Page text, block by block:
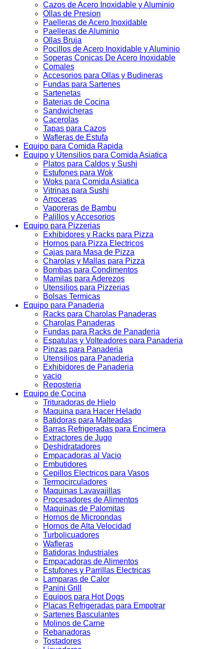
Cazos de Acero Inoxidable y Aluminio
Ollas de Presion
Paelleras de Acero Inoxidable
Paelleras de Aluminio
Ollas Bruja
Pocillos de Acero Inoxidable y Aluminio
Soperas Conicas De Acero Inoxidable
Comales
Accesorios para Ollas y Budineras
Fundas para Sartenes
Sartenetas
Baterias de Cocina
Sandwicheras
Cacerolas
Tapas para Cazos
Wafleras de Estufa
Equipo para Comida Rapida
Equipo y Utensilios para Comida Asiatica
Platos para Caldos y Sushi
Estufones para Wok
Woks para Comida Asiatica
Vitrinas para Sushi
Arroceras
Vaporeras de Bambu
Palillos y Accesorios
Equipo para Pizzerias
Exhibidores y Racks para Pizza
Hornos para Pizza Electricos
Cajas para Masa de Pizza
Charolas y Mallas para Pizza
Bombas para Condimentos
Mamilas para Aderezos
Utensilios para Pizzerias
Bolsas Termicas
Equipo para Panaderia
Racks para Charolas Panaderas
Charolas Panaderas
Fundas para Racks de Panaderia
Espatulas y Volteadores para Panaderia
Pinzas para Panaderia
Utensilios para Panaderia
Exhibidores de Panaderia
vacio
Reposteria
Equipo de Cocina
Trituradoras de Hielo
Maquina para Hacer Helado
Batidoras para Malteadas
Barras Refrigeradas para Encimera
Extractores de Jugo
Deshidratadores
Empacadoras al Vacio
Embutidores
Cepillos Electricos para Vasos
Termocirculadores
Maquinas Lavavajillas
Procesadores de Alimentos
Maquinas de Palomitas
Hornos de Microondas
Hornos de Alta Velocidad
Turbolicuadores
Wafleras
Batidoras Industriales
Empacadoras de Alimentos
Estufones y Parrillas Electricas
Lamparas de Calor
Panini Grill
Equipos para Hot Dogs
Placas Refrigeradas para Empotrar
Sartenes Basculantes
Molinos de Carne
Rebanadoras
Tostadores